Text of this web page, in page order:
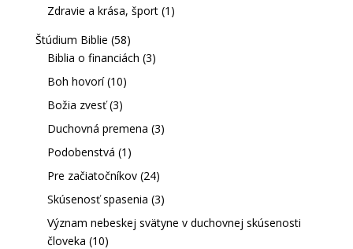
Zdravie a krása, šport(1)
Štúdium Biblie (58)
Biblia o financiách (3)
Boh hovorí(10)
Božia zvesť(3)
Duchovná premena (3)
Podobenstvá (1)
Pre začiatočníkov(24)
Skúsenosť spasenia (3)
Význam nebeskej svätyne v duchovnej skúsenosti
človeka (10)